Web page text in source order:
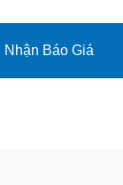
Nhận Báo Giá